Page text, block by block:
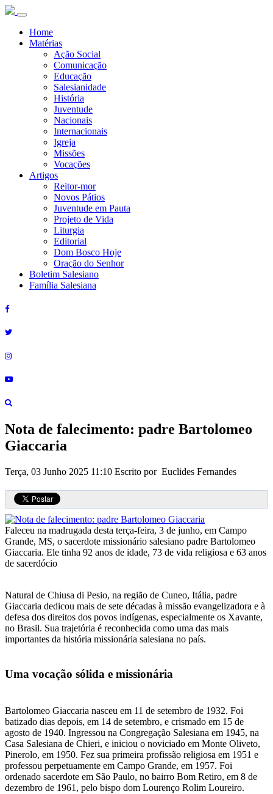
Home
Matérias
Ação Social
Comunicação
Educação
Salesianidade
História
Juventude
Nacionais
Internacionais
Igreja
Missões
Vocações
Artigos
Reitor-mor
Novos Pátios
Juventude em Pauta
Projeto de Vida
Liturgia
Editorial
Dom Bosco Hoje
Oração do Senhor
Boletim Salesiano
Família Salesiana
Nota de falecimento: padre Bartolomeo
Giaccaria
Terça, 03 Junho 2025 11:10 Escrito por Euclides Fernandes
Faleceu na madrugada desta terça-feira, 3 de junho, em Campo
Grande, MS, o sacerdote missionário salesiano padre Bartolomeo
Giaccaria. Ele tinha 92 anos de idade, 73 de vida religiosa e 63 anos
de sacerdócio
Natural de Chiusa di Pesio, na região de Cuneo, Itália, padre
Giaccaria dedicou mais de sete décadas à missão evangelizadora e à
defesa dos direitos dos povos indígenas, especialmente os Xavante,
no Brasil. Sua trajetória é reconhecida como uma das mais
importantes da história missionária salesiana no país.
Uma vocação sólida e missionária
Bartolomeo Giaccaria nasceu em 11 de setembro de 1932. Foi
batizado dias depois, em 14 de setembro, e crismado em 15 de
agosto de 1940. Ingressou na Congregação Salesiana em 1945, na
Casa Salesiana de Chieri, e iniciou o noviciado em Monte Oliveto,
Pinerolo, em 1950. Fez sua primeira profissão religiosa em 1951 e
professou perpetuamente em Campo Grande, em 1957. Foi
ordenado sacerdote em São Paulo, no bairro Bom Retiro, em 8 de
dezembro de 1961, pelo bispo dom Lourenço Rolim Loureiro.